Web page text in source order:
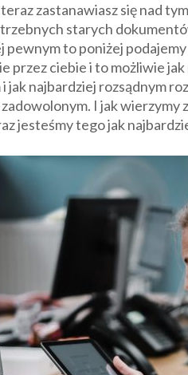
zastanawiasz się nad
starych
pewnym to poniżej
przez ciebie i to możliwie
jak najbardziej rozsądnym
I jak
jesteśmy tego jak